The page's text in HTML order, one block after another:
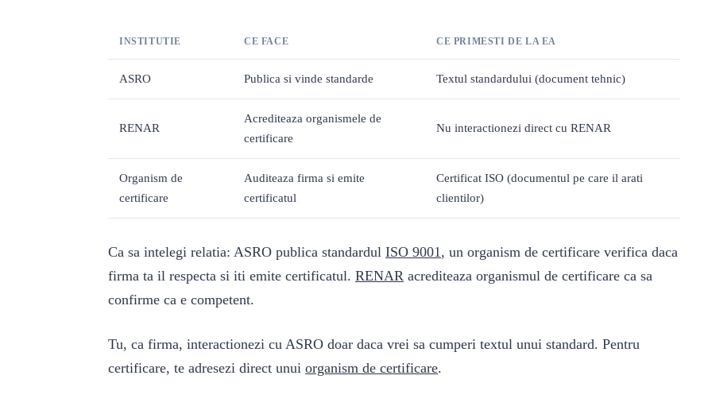
INSTITUTIE CE FACE CE PRIMESTI DE LA EA
ASRO Publica si vinde standarde Textul standardului (document tehnic)
RENAR
Acrediteaza organismele de
certificare
Nu interactionezi direct cu RENAR
Organism de
certificare
Auditeaza firma si emite
certificatul
Certificat ISO (documentul pe care il arati
clientilor)
Ca sa intelegi relatia: ASRO publica standardul ISO 9001, un organism de certificare verifica daca
firma ta il respecta si iti emite certificatul. RENAR acrediteaza organismul de certificare ca sa
confirme ca e competent.
Tu, ca firma, interactionezi cu ASRO doar daca vrei sa cumperi textul unui standard. Pentru
certificare, te adresezi direct unui organism de certificare.